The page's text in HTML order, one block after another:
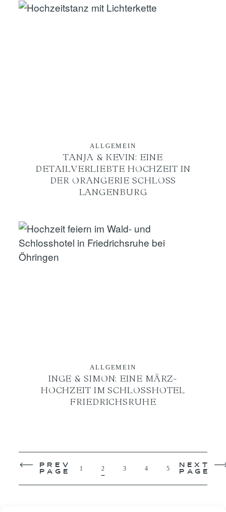
ALLGEMEIN
TANJA & KEVIN: EINE
DETAILVERLIEBTE HOCHZEIT IN
DER ORANGERIE SCHLOSS
LANGENBURG
ALLGEMEIN
INGE & SIMON: EINE MÄRZ-
HOCHZEIT IM SCHLOSSHOTEL
FRIEDRICHSRUHE
PREV
PAGE
1 2 3 4 5
NEXT
PAGE